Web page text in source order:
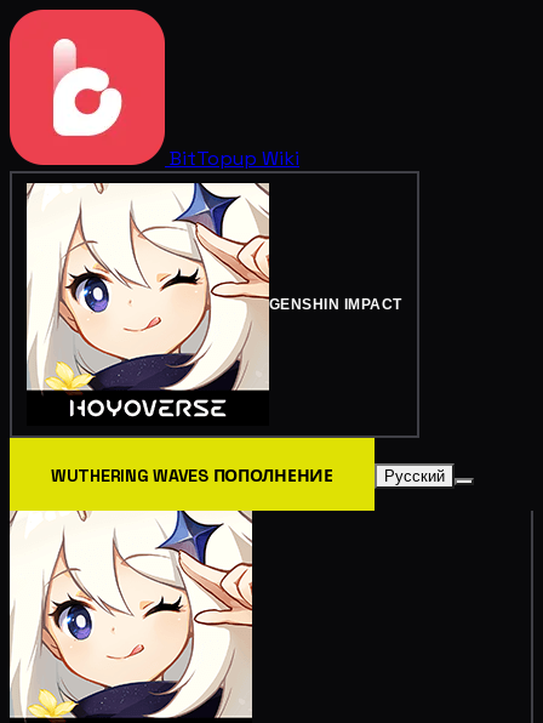
BitTopup Wiki
GENSHIN IMPACT
WUTHERING WAVES ПОПОЛНЕНИЕ Русский